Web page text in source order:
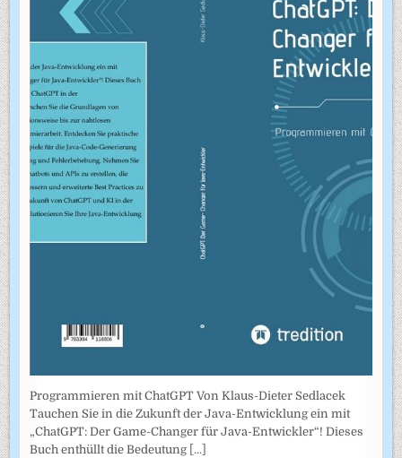
Programmieren mit ChatGPT Von Klaus-Dieter Sedlacek
Tauchen Sie in die Zukunft der Java-Entwicklung ein mit
„ChatGPT: Der Game-Changer für Java-Entwickler“! Dieses
Buch enthüllt die Bedeutung [...]